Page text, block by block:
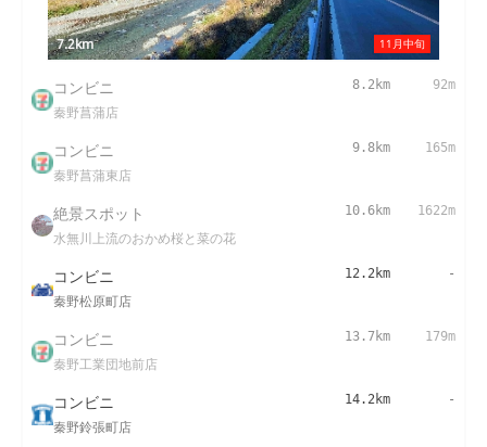
11月中旬
7.2km
コンビニ
秦野菖蒲店
8.2km 92m
コンビニ
秦野菖蒲東店
9.8km 165m
絶景スポット
水無川上流のおかめ桜と菜の花
10.6km 1622m
コンビニ
秦野松原町店
12.2km -
コンビニ
秦野工業団地前店
13.7km 179m
コンビニ
秦野鈴張町店
14.2km -